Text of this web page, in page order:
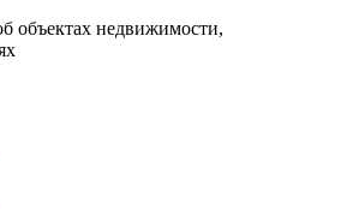
объектах недвижимости,